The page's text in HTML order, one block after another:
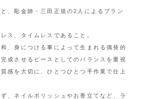
、彫金師・三田正規の2人によるブラン
ス、タイムレスであること。
、身につける事によって生まれる偶発的
成させるピースとしてのバランスを重視
感を大切に、ひとつひとつ手作業で仕上
、ネイルポリッシュやお香立てなど、ラ